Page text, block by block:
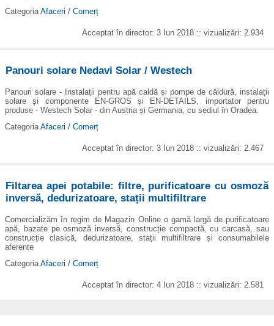
Categoria Afaceri / Comerț
Acceptat în director: 3 Iun 2018 :: vizualizări: 2.934
Panouri solare Nedavi Solar / Westech
Panouri solare - Instalații pentru apă caldă și pompe de căldură, instalații
solare și componente EN-GROS și EN-DETAILS, importator pentru
produse - Westech Solar - din Austria și Germania, cu sediul în Oradea.
Categoria Afaceri / Comerț
Acceptat în director: 3 Iun 2018 :: vizualizări: 2.467
Filtarea apei potabile: filtre, purificatoare cu osmoză
inversă, dedurizatoare, stații multifiltrare
Comercializăm în regim de Magazin Online o gamă largă de purificatoare
apă, bazate pe osmoză inversă, construcție compactă, cu carcasă, sau
construcție clasică, dedurizatoare, stații multifiltrare și consumabilele
aferente
Categoria Afaceri / Comerț
Acceptat în director: 4 Iun 2018 :: vizualizări: 2.581